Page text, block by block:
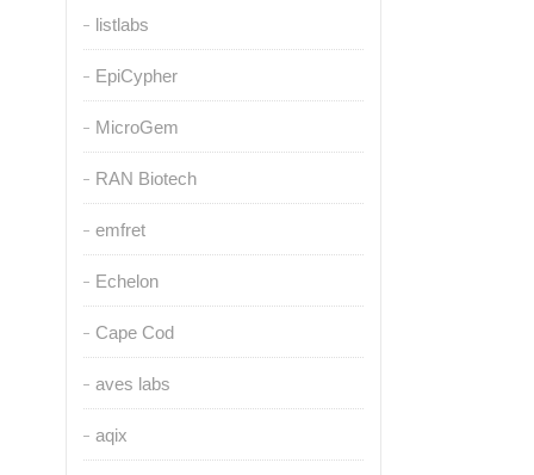
listlabs
EpiCypher
MicroGem
RAN Biotech
emfret
Echelon
Cape Cod
aves labs
aqix